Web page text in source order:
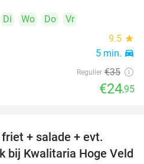
Di Wo Do
Vr
9.5 star
5 min. directions_car
Regulier €35
€24,95
+ salade + evt.
bij Kwalitaria Hoge Veld